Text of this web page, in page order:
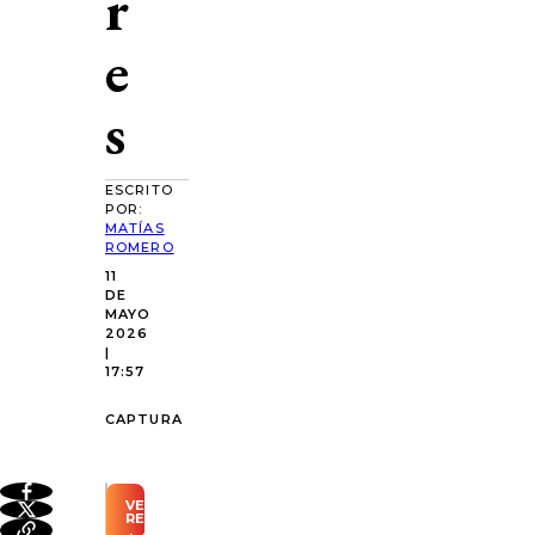
e
s
ESCRITO
POR:
MATÍAS
ROMERO
11
DE
MAYO
2026
|
17:57
CAPTURA
VER
RESUMEN